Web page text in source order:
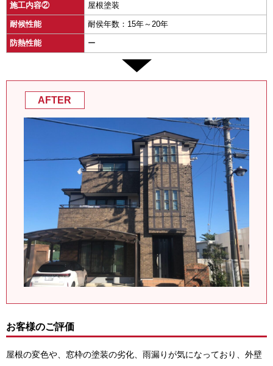
施工内容② 屋根塗装
耐候性能 耐侯年数：15年～20年
防熱性能 ー
AFTER
お客様のご評価
屋根の変色や、窓枠の塗装の劣化、雨漏りが気になっており、外壁